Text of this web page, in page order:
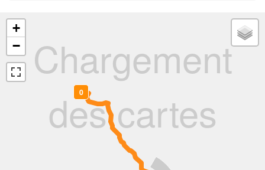
Chargement
des cartes
0
+
−